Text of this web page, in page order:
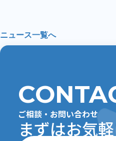
ニュース一覧へ
ご相談・お問い合わせ
まずはお気